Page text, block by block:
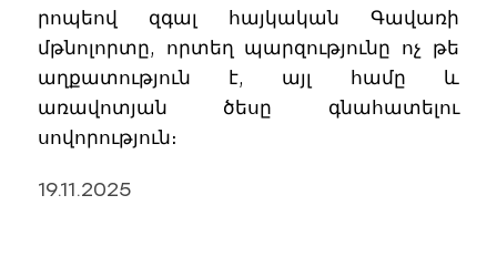
րոպեով զգալ հայկական Գավառի
մթնոլորտը, որտեղ պարզությունը ոչ թե
աղքատություն է, այլ համը և
առավոտյան ծեսը գնահատելու
սովորություն։
19.11.2025